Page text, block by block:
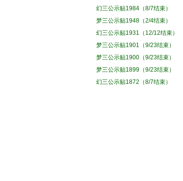
幻三公示贴1984（8/7结束）
梦三公示贴1948（2/4结束）
幻三公示贴1931（12/12结束）
梦三公示贴1901（9/23结束）
梦三公示贴1900（9/23结束）
梦三公示贴1899（9/23结束）
幻三公示贴1872（8/7结束）